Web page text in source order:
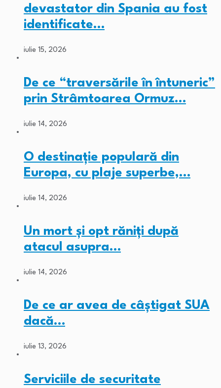
devastator din Spania au fost
identificate…
iulie 15, 2026
De ce “traversările în întuneric”
prin Strâmtoarea Ormuz…
iulie 14, 2026
O destinație populară din
Europa, cu plaje superbe,…
iulie 14, 2026
Un mort și opt răniți după
atacul asupra…
iulie 14, 2026
De ce ar avea de câștigat SUA
dacă…
iulie 13, 2026
Serviciile de securitate